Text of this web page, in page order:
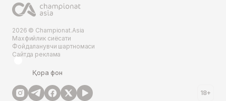
2026 © Championat.Asia
Махфийлик сиёсати
Фойдаланувчи шартномаси
Сайтда реклама
Қора фон
18+